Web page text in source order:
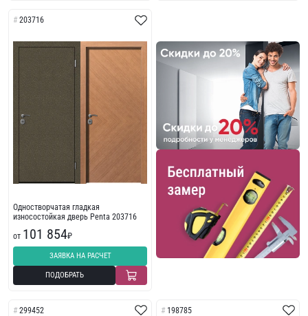
203716
Одностворчатая гладкая
износостойкая дверь Penta 203716
от 101 854₽
ЗАЯВКА НА РАСЧЕТ
ПОДОБРАТЬ
299452 198785